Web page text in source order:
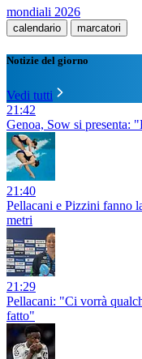
mondiali 2026
calendario marcatori
Notizie del giorno
Vedi tutti
21:42
Genoa, Sow si presenta:
21:40
Pellacani e Pizzini fanno
metri
21:29
Pellacani: "Ci vorrà
fatto"